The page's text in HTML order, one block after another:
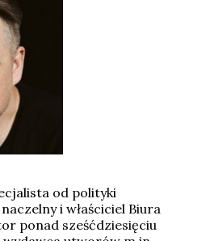
od polityki
i właściciel Biura
ponad sześćdziesięciu